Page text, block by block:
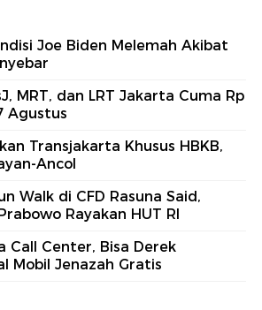
Joe Biden Melemah Akibat
MRT, dan LRT Jakarta Cuma Rp
Agustus
Transjakarta Khusus HBKB,
Ancol
Walk di CFD Rasuna Said,
Rayakan HUT RI
Call Center, Bisa Derek
Mobil Jenazah Gratis